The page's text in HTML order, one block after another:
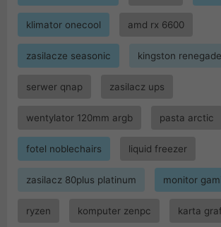
klimator onecool amd rx 6600
zasilacze seasonic kingston renegade
serwer qnap zasilacz ups
wentylator 120mm argb pasta arctic
fotel noblechairs liquid freezer
zasilacz 80plus platinum monitor
ryzen komputer zenpc karta